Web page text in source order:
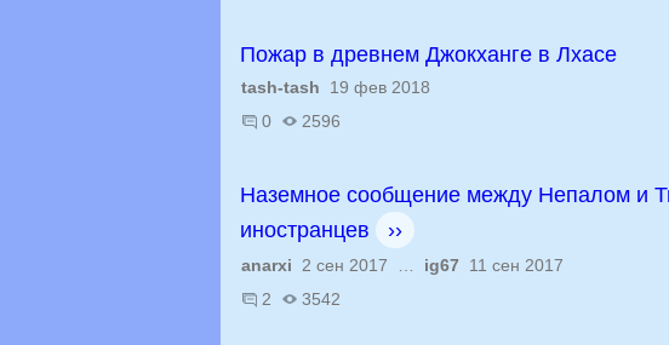
Пожар в древнем Джокханге в Лхасе
tash-tash 19 фев 2018
0
2596
Наземное сообщение между Непалом и
иностранцев
››
anarxi 2 сен 2017 … ig67 11 сен 2017
2
3542